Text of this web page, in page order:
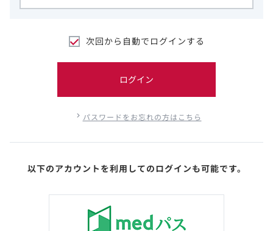
次回から自動でログインする
ログイン
パスワードをお忘れの方はこちら
以下のアカウントを利用してのログインも可能です。